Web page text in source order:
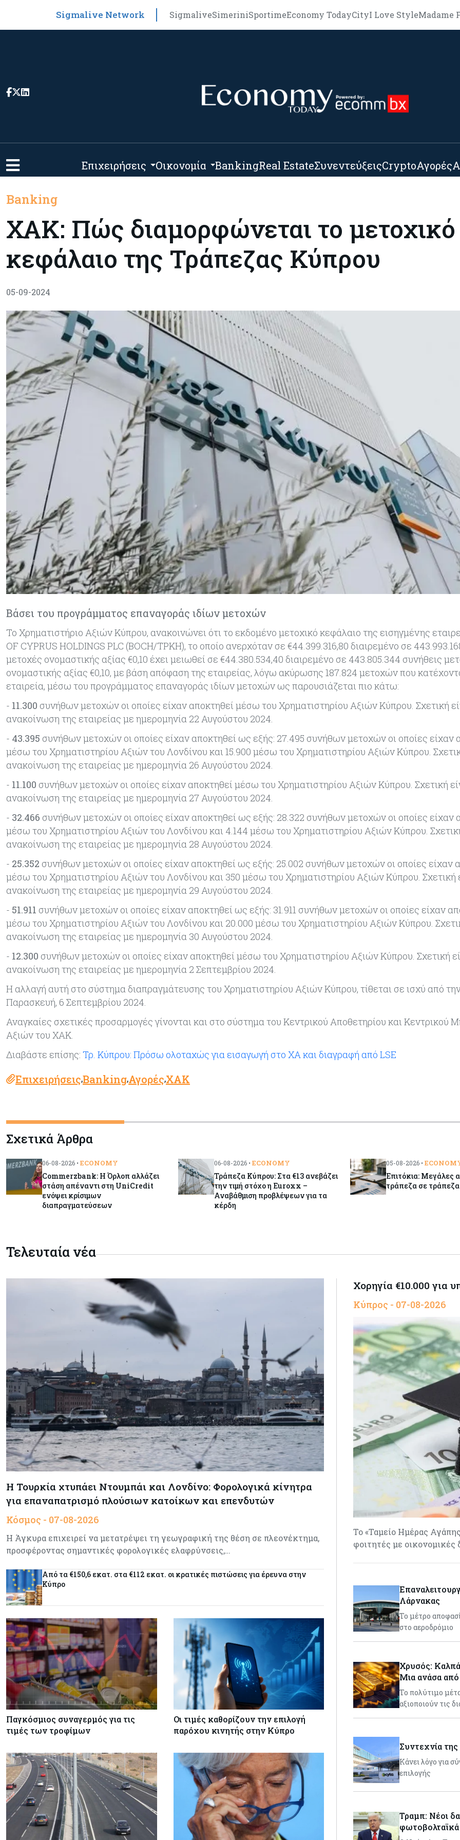
Sigmalive Network SigmaliveSimeriniSportimeEconomy TodayCityI Love StyleMadame
Επιχειρήσεις Οικονομία BankingReal EstateΣυνεντεύξειςCryptoΑγορές
Banking
ΧΑΚ: Πώς διαμορφώνεται το μετοχικό
κεφάλαιο της Τράπεζας Κύπρου
05-09-2024
Βάσει του προγράμματος επαναγοράς ιδίων μετοχών
Το Χρηματιστήριο Αξιών Κύπρου, ανακοινώνει ότι το εκδομένο μετοχικό κεφάλαιο της εισηγμένης
OF CYPRUS HOLDINGS PLC (BOCH/ΤΡΚΗ), το οποίο ανερχόταν σε €44.399.316,80 διαιρεμένο σε
μετοχές ονομαστικής αξίας €0,10 έχει μειωθεί σε €44.380.534,40 διαιρεμένο σε 443.805.344 συνήθεις
ονομαστικής αξίας €0,10, με βάση απόφαση της εταιρείας, λόγω ακύρωσης 187.824 μετοχών που
εταιρεία, μέσω του προγράμματος επαναγοράς ιδίων μετοχών ως παρουσιάζεται πιο κάτω:
- 11.300 συνήθων μετοχών οι οποίες είχαν αποκτηθεί μέσω του Χρηματιστηρίου Αξιών Κύπρου. Σχετική
ανακοίνωση της εταιρείας με ημερομηνία 22 Αυγούστου 2024.
- 43.395 συνήθων μετοχών οι οποίες είχαν αποκτηθεί ως εξής: 27.495 συνήθων μετοχών οι οποίες είχαν
μέσω του Χρηματιστηρίου Αξιών του Λονδίνου και 15.900 μέσω του Χρηματιστηρίου Αξιών Κύπρου.
ανακοίνωση της εταιρείας με ημερομηνία 26 Αυγούστου 2024.
- 11.100 συνήθων μετοχών οι οποίες είχαν αποκτηθεί μέσω του Χρηματιστηρίου Αξιών Κύπρου. Σχετική
ανακοίνωση της εταιρείας με ημερομηνία 27 Αυγούστου 2024.
- 32.466 συνήθων μετοχών οι οποίες είχαν αποκτηθεί ως εξής: 28.322 συνήθων μετοχών οι οποίες είχαν
μέσω του Χρηματιστηρίου Αξιών του Λονδίνου και 4.144 μέσω του Χρηματιστηρίου Αξιών Κύπρου.
ανακοίνωση της εταιρείας με ημερομηνία 28 Αυγούστου 2024.
- 25.352 συνήθων μετοχών οι οποίες είχαν αποκτηθεί ως εξής: 25.002 συνήθων μετοχών οι οποίες είχαν
μέσω του Χρηματιστηρίου Αξιών του Λονδίνου και 350 μέσω του Χρηματιστηρίου Αξιών Κύπρου. Σχετική
ανακοίνωση της εταιρείας με ημερομηνία 29 Αυγούστου 2024.
- 51.911 συνήθων μετοχών οι οποίες είχαν αποκτηθεί ως εξής: 31.911 συνήθων μετοχών οι οποίες είχαν
μέσω του Χρηματιστηρίου Αξιών του Λονδίνου και 20.000 μέσω του Χρηματιστηρίου Αξιών Κύπρου.
ανακοίνωση της εταιρείας με ημερομηνία 30 Αυγούστου 2024.
- 12.300 συνήθων μετοχών οι οποίες είχαν αποκτηθεί μέσω του Χρηματιστηρίου Αξιών Κύπρου. Σχετική
ανακοίνωση της εταιρείας με ημερομηνία 2 Σεπτεμβρίου 2024.
Η αλλαγή αυτή στο σύστημα διαπραγμάτευσης του Χρηματιστηρίου Αξιών Κύπρου, τίθεται σε ισχύ από
Παρασκευή, 6 Σεπτεμβρίου 2024.
Αναγκαίες σχετικές προσαρμογές γίνονται και στο σύστημα του Κεντρικού Αποθετηρίου και Κεντρικού
Αξιών του ΧΑΚ.
Διαβάστε επίσης: Τρ. Κύπρου: Πρόσω ολοταχώς για εισαγωγή στο ΧΑ και διαγραφή από LSE
Επιχειρήσεις,Banking,Αγορές,ΧΑΚ
Σχετικά Άρθρα
06-08-2026 • ECONOMY
Commerzbank: Η Όρλοπ αλλάζει
στάση απέναντι στη UniCredit
ενόψει κρίσιμων
διαπραγματεύσεων
06-08-2026 • ECONOMY
Τράπεζα Κύπρου: Στα €13 ανεβάζει
την τιμή στόχο η Euroxx –
Αναβάθμιση προβλέψεων για τα
κέρδη
05-08-2026 •
Επιτόκια: Μεγάλες
τράπεζα σε
Τελευταία νέα
Η Τουρκία χτυπάει Ντουμπάι και Λονδίνο: Φορολογικά κίνητρα
για επαναπατρισμό πλούσιων κατοίκων και επενδυτών
Κόσμος - 07-08-2026
Η Άγκυρα επιχειρεί να μετατρέψει τη γεωγραφική της θέση σε πλεονέκτημα,
προσφέροντας σημαντικές φορολογικές ελαφρύνσεις,…
Από τα €150,6 εκατ. στα €112 εκατ. οι κρατικές πιστώσεις για έρευνα στην
Κύπρο
Παγκόσμιος συναγερμός για τις
τιμές των τροφίμων
Οι τιμές καθορίζουν την επιλογή
παρόχου κινητής στην Κύπρο
Χορηγία €10.000 για
Κύπρος - 07-08-2026
Το «Ταμείο Ημέρας
φοιτητές με οικονομικές
Λάρνακας
Το μέτρο
στο αεροδρόμιο
Χρυσός:
Μια ανάσα
Το πολύτιμο
αξιοποιούν τις
Συντεχνία
Κάνει λόγο για
επιλογής
Τραμπ: Νέοι